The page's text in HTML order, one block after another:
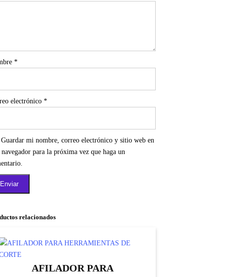
*
electrónico *
Guardar mi nombre, correo electrónico y sitio web en
navegador para la próxima vez que haga un
relacionados
AFILADOR PARA